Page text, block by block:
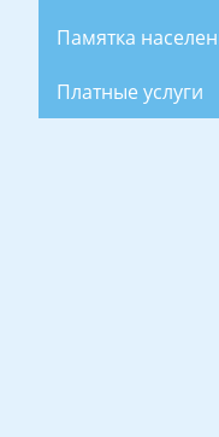
Памятка
Платные услуги